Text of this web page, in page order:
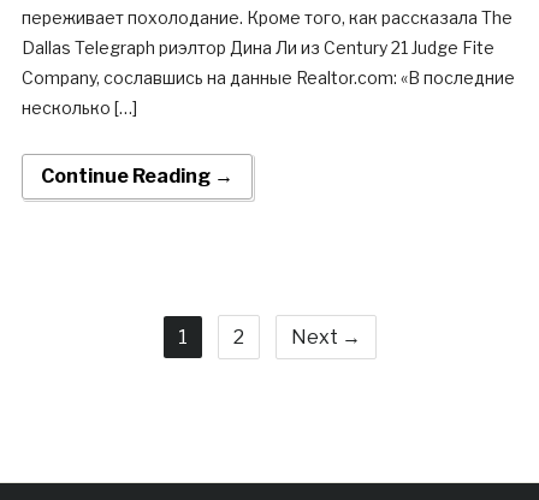
переживает похолодание. Кроме того, как рассказала The
Dallas Telegraph риэлтор Дина Ли из Century 21 Judge Fite
Company, сославшись на данные Realtor.com: «В последние
несколько […]
Continue Reading →
1 2 Next →